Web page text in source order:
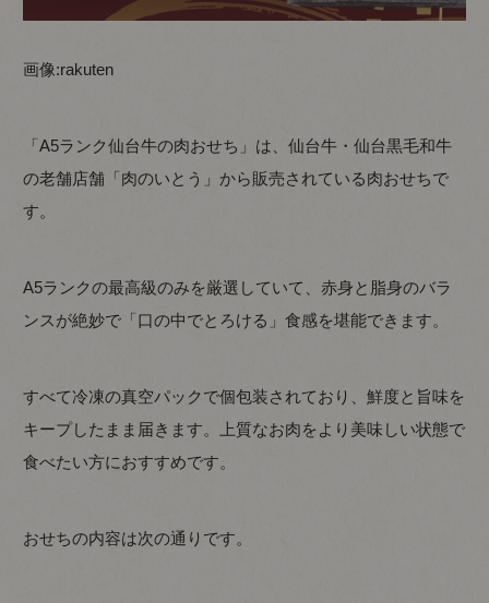
画像:rakuten
「A5ランク仙台牛の肉おせち」は、仙台牛・仙台黒毛和牛
の老舗店舗「肉のいとう」から販売されている肉おせちで
す。
A5ランクの最高級のみを厳選していて、赤身と脂身のバラ
ンスが絶妙で「口の中でとろける」食感を堪能できます。
すべて冷凍の真空パックで個包装されており、鮮度と旨味を
キープしたまま届きます。上質なお肉をより美味しい状態で
食べたい方におすすめです。
おせちの内容は次の通りです。